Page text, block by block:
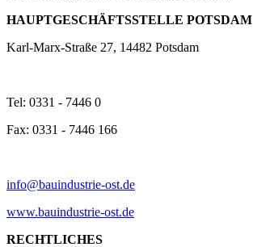
HAUPTGESCHÄFTSSTELLE POTSDAM
Karl-Marx-Straße 27, 14482 Potsdam
Tel: 0331 - 7446 0
Fax: 0331 - 7446 166
info@bauindustrie-ost.de
www.bauindustrie-ost.de
RECHTLICHES